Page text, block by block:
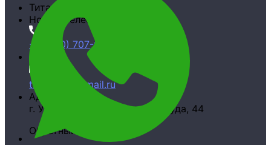
Титан-Групп
Номер телефона
+7 (800) 707-00-42
Email
titan777.ru@mail.ru
Адрес
г. Усть-Илимск,
ул. Героев Труда, 44
Обратный звонок